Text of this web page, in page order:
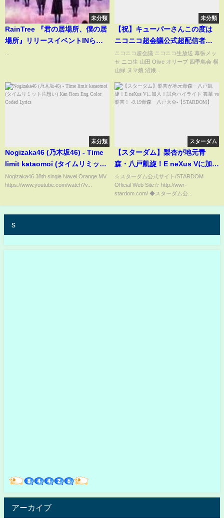
未分類
RainTree 『君の居場所、僕の居
場所』リリースイベントINらら
未分類
【祝】キューパーさんこの度は
ニコニコ超会議公式超配信者ス
テージご出演おめでとうござい
ます。
ニコニコ超会議 ニコニコ生放送 幕張メッ
セ ニコ生 山田 Olive オリーブ 四季鳥会 横
山緑 ヌマ娘 沼娘...
未分類
Nogizaka46 (乃木坂46) - Time
limit kataomoi (タイムリミット
片想い) Kan Rom Eng Color
Coded Lyrics
Nogizaka46 38th single Navel Orange MV
https://www.youtube.com/watch?v...
スターダム
【スターダム】梨杏が地元青
森・八戸凱旋！E neXus Vに加
入！試合ハイライト 舞華 vs 梨
杏！ -9.19青森・八戸大会-
【STARDOM】
☆スターダム公式サイト/STARDOM
Official Web Site☆ http://wwr-
stardom.com/ ◆スターダム公...
s
アーカイブ